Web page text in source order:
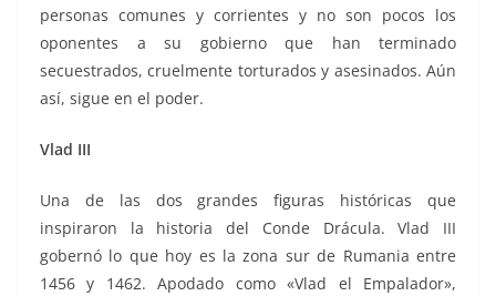
personas comunes y corrientes y no son pocos los
oponentes a su gobierno que han terminado
secuestrados, cruelmente torturados y asesinados. Aún
así, sigue en el poder.
Vlad III
Una de las dos grandes figuras históricas que
inspiraron la historia del Conde Drácula. Vlad III
gobernó lo que hoy es la zona sur de Rumania entre
1456 y 1462. Apodado como «Vlad el Empalador»,